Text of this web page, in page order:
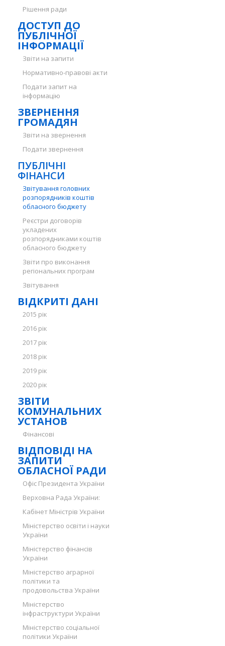
Рішення ради
ДОСТУП ДО
ПУБЛІЧНОЇ
ІНФОРМАЦІЇ
Звіти на запити
Нормативно-правові акти
Подати запит на
інформацію
ЗВЕРНЕННЯ
ГРОМАДЯН
Звіти на звернення
Подати звернення
ПУБЛІЧНІ
ФІНАНСИ
Звітування головних
розпорядників коштів
обласного бюджету
Реєстри договорів
укладених
розпорядниками коштів
обласного бюджету
Звіти про виконання
регіональних програм
Звітування
ВІДКРИТІ ДАНІ
2015 рік
2016 рік
2017 рік
2018 рік
2019 рік
2020 рік
ЗВІТИ
КОМУНАЛЬНИХ
УСТАНОВ
Фінансові
ВІДПОВІДІ НА
ЗАПИТИ
ОБЛАСНОЇ РАДИ
Офіс Президента України
Верховна Рада України:
Кабінет Міністрів України
Міністерство освіти і науки
України
Міністерство фінансів
України
Міністерство аграрної
політики та
продовольства України
Міністерство
інфраструктури України
Міністерство соціальної
політики України